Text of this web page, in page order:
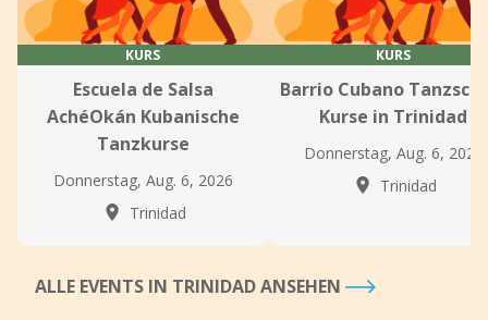
KURS
Escuela de Salsa
AchéOkán Kubanische
Tanzkurse
Donnerstag, Aug. 6, 2026
Trinidad
KURS
Barrio Cubano
Kurse in Trinidad
Donnerstag, Aug. 6, 2026
Trinidad
ALLE EVENTS IN TRINIDAD ANSEHEN